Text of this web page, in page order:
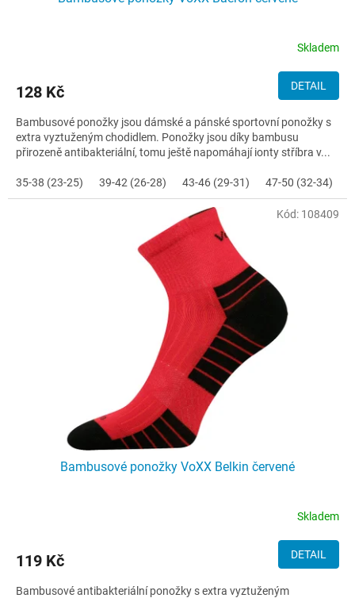
Skladem
128 Kč DETAIL
Bambusové ponožky jsou dámské a pánské sportovní ponožky s
extra vyztuženým chodidlem. Ponožky jsou díky bambusu
přirozeně antibakteriální, tomu ještě napomáhají ionty stříbra v...
35-38 (23-25) 39-42 (26-28) 43-46 (29-31) 47-50 (32-34)
Bambusové ponožky VoXX Belkin červené
Skladem
119 Kč DETAIL
Bambusové antibakteriální ponožky s extra vyztuženým
Kód: 108409